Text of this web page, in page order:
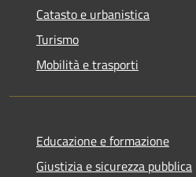
Catasto e urbanistica
Turismo
Mobilità e trasporti
Educazione e formazione
Giustizia e sicurezza pubblica